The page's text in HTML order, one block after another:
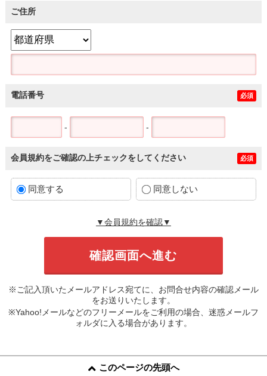
ご住所
電話番号 必須
- -
会員規約をご確認の上チェックをしてください 必須
同意する 同意しない
▼会員規約を確認▼
※ご記入頂いたメールアドレス宛てに、お問合せ内容の確認メール
をお送りいたします。
※Yahoo!メールなどのフリーメールをご利用の場合、迷惑メールフ
ォルダに入る場合があります。
このページの先頭へ